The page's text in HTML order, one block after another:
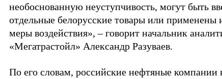
необоснованную неуступчивость, могут быть
отдельные белорусские товары или применены
меры воздействия», – говорит начальник
«Мегатрастойл» Александр Разуваев.
По его словам, российские нефтяные компании